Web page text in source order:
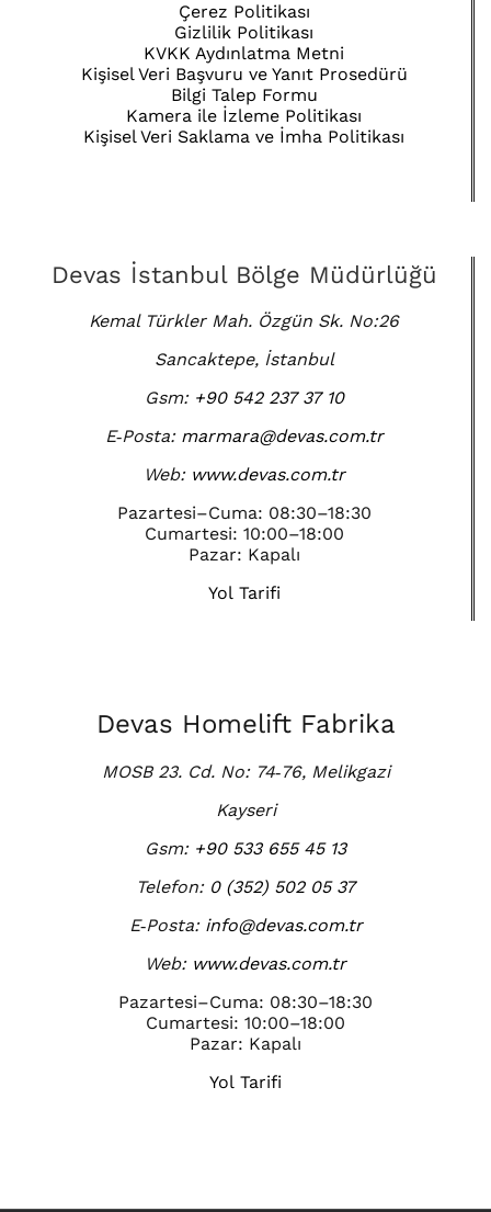
Çerez Politikası
Gizlilik Politikası
KVKK Aydınlatma Metni
Kişisel Veri Başvuru ve Yanıt Prosedürü
Bilgi Talep Formu
Kamera ile İzleme Politikası
Kişisel Veri Saklama ve İmha Politikası
Devas İstanbul Bölge Müdürlüğü
Kemal Türkler Mah. Özgün Sk. No:26
Sancaktepe, İstanbul
Gsm: +90 542 237 37 10
E‑Posta: marmara@devas.com.tr
Web: www.devas.com.tr
Pazartesi–Cuma: 08:30–18:30
Cumartesi: 10:00–18:00
Pazar: Kapalı
Yol Tarifi
Devas Homelift Fabrika
MOSB 23. Cd. No: 74‑76, Melikgazi
Kayseri
Gsm: +90 533 655 45 13
Telefon: 0 (352) 502 05 37
E‑Posta: info@devas.com.tr
Web: www.devas.com.tr
Pazartesi–Cuma: 08:30–18:30
Cumartesi: 10:00–18:00
Pazar: Kapalı
Yol Tarifi